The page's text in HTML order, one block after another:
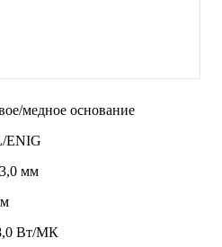
медное основание
ENIG
мм
Вт/МК